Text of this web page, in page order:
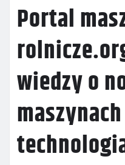
Portal
wiedzy o